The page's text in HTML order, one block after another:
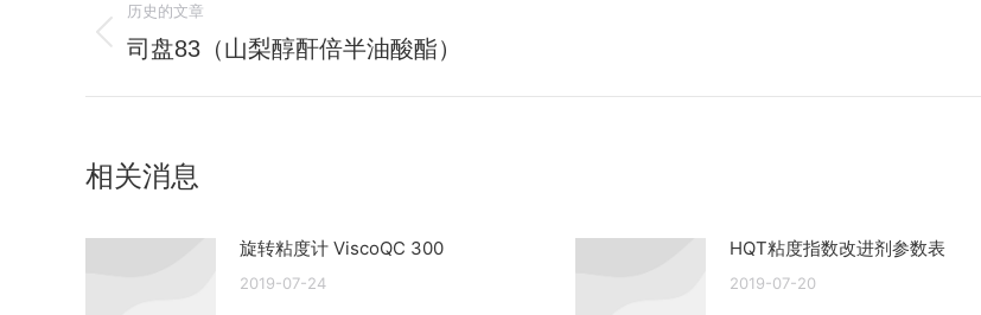
章
导
历史的文章
历
章：
司盘83（山梨醇酐倍半油酸酯）
相关消息
旋转粘度计 ViscoQC 300
2019-07-24
HQT粘度指数改进剂参数表
2019-07-20